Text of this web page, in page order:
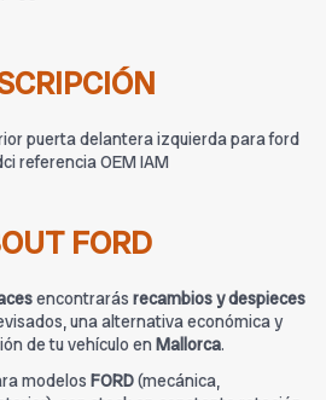
puerta delantera izquierda para ford
referencia OEM IAM
FORD
encontrarás recambios y despieces
una alternativa económica y
de tu vehículo en Mallorca.
modelos FORD(mecánica,